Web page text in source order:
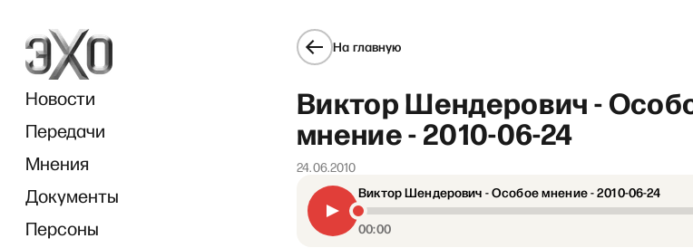
Новости
Передачи
Мнения
Документы
Персоны
На главную
Виктор Шендерович -
мнение - 2010-06-24
24.06.2010
Виктор Шендерович - Особое мнение - 2010-06-24
00:00
«Прямо сейчас» с